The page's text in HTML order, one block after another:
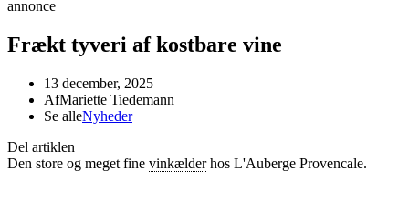
annonce
Frækt tyveri af kostbare vine
13 december, 2025
AfMariette Tiedemann
Se alleNyheder
Del artiklen
Den store og meget fine vinkælderhos L'Auberge Provencale.